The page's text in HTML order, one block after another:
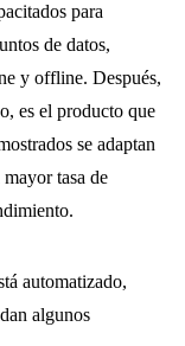
para
de datos,
y offline. Después,
es el producto que
se adaptan
tasa de
automatizado,
algunos